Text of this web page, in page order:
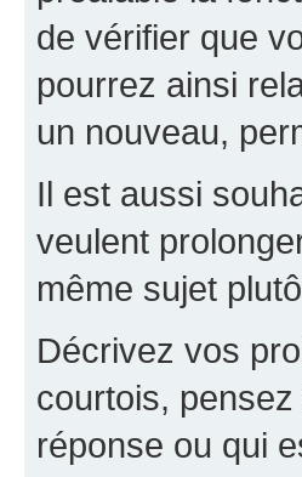
de vérifier que
pourrez ainsi
un nouveau,
Il est aussi
veulent
même sujet
Décrivez vos
courtois,
réponse ou qui